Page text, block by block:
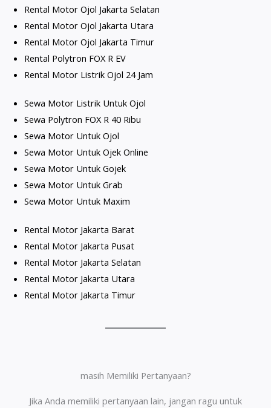
Rental Motor Ojol Jakarta Selatan
Rental Motor Ojol Jakarta Utara
Rental Motor Ojol Jakarta Timur
Rental Polytron FOX R EV
Rental Motor Listrik Ojol 24 Jam
Sewa Motor Listrik Untuk Ojol
Sewa Polytron FOX R 40 Ribu
Sewa Motor Untuk Ojol
Sewa Motor Untuk Ojek Online
Sewa Motor Untuk Gojek
Sewa Motor Untuk Grab
Sewa Motor Untuk Maxim
Rental Motor Jakarta Barat
Rental Motor Jakarta Pusat
Rental Motor Jakarta Selatan
Rental Motor Jakarta Utara
Rental Motor Jakarta Timur
masih Memiliki Pertanyaan?
Jika Anda memiliki pertanyaan lain, jangan ragu untuk